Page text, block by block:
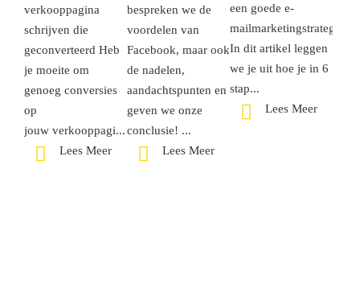
verkooppagina
schrijven die
geconverteerd Heb
je moeite om
genoeg conversies
op
jouw verkooppagi...
Lees Meer
bespreken we de
voordelen van
Facebook, maar ook
de nadelen,
aandachtspunten en
geven we onze
conclusie! ...
Lees Meer
een goede e-
mailmarketingstrategie!
In dit artikel leggen
we je uit hoe je in 6
stap...
Lees Meer